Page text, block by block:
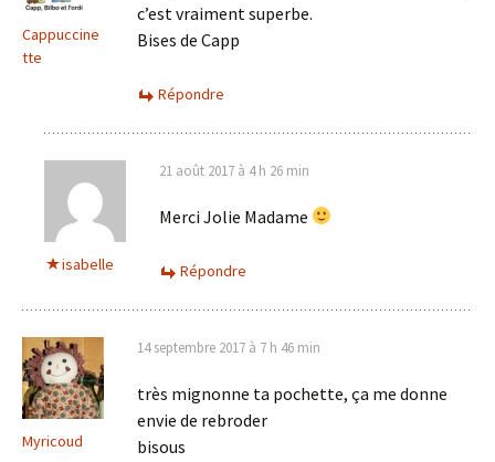
Cappuccine
tte
c’est vraiment superbe.
Bises de Capp
Répondre
isabelle
21 août 2017 à 4 h 26 min
Merci Jolie Madame
Répondre
Myricoud
14 septembre 2017 à 7 h 46 min
très mignonne ta pochette, ça me donne
envie de rebroder
bisous